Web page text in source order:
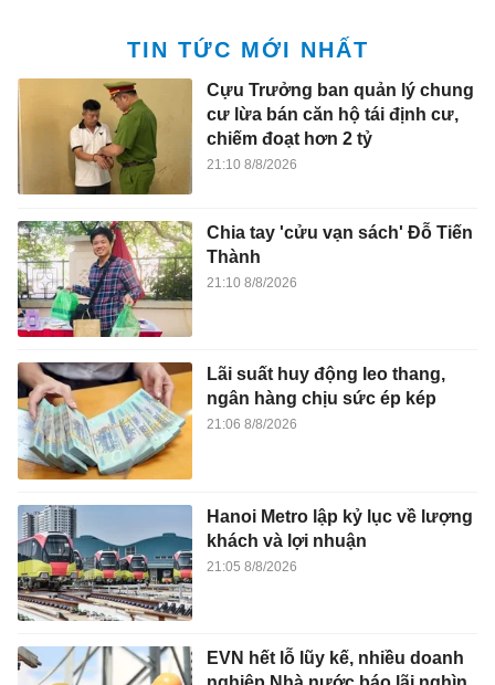
TIN TỨC MỚI NHẤT
Cựu Trưởng ban quản lý chung
cư lừa bán căn hộ tái định cư,
chiếm đoạt hơn 2 tỷ
21:10 8/8/2026
Chia tay 'cửu vạn sách' Đỗ Tiến
Thành
21:10 8/8/2026
Lãi suất huy động leo thang,
ngân hàng chịu sức ép kép
21:06 8/8/2026
Hanoi Metro lập kỷ lục về lượng
khách và lợi nhuận
21:05 8/8/2026
EVN hết lỗ lũy kế, nhiều doanh